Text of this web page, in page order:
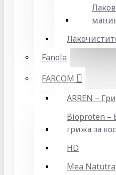
Fanola
FARCOM
ARREN –
Bioproten –
грижа за
HD
Mea Natutra